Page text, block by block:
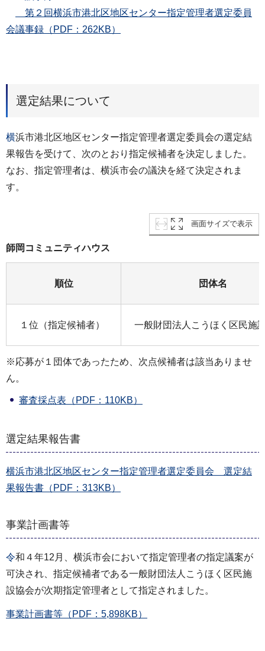
第２回横浜市港北区地区センター指定管理者選定委員
会議事録（PDF：262KB）
選定結果について
横浜市港北区地区センター指定管理者選定委員会の選定結
果報告を受けて、次のとおり指定候補者を決定しました。
なお、指定管理者は、横浜市会の議決を経て決定されま
す。
画面サイズで表示
師岡コミュニティハウス
順位 団体名
１位（指定候補者） 一般財団法人こうほく区民施
※応募が１団体であったため、次点候補者は該当ありませ
ん。
審査採点表（PDF：110KB）
選定結果報告書
横浜市港北区地区センター指定管理者選定委員会 選定結
果報告書（PDF：313KB）
事業計画書等
令和４年12月、横浜市会において指定管理者の指定議案が
可決され、指定候補者である一般財団法人こうほく区民施
設協会が次期指定管理者として指定されました。
事業計画書等（PDF：5,898KB）